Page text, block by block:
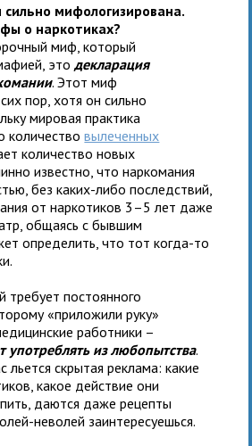
мифологизирована.
о наркотиках?
миф, который
этодекларация
. Этот миф
пор, хотя он сильно
мировая практика
количествовылеченных
количество новых
известно, что наркомания
без каких-либо последствий,
от наркотиков 3–5 лет даже
общаясь с бывшим
определить, что тот когда-то
постоянного
«приложили руку»
работники –
употреблять из любопытства.
льется скрытая реклама: какие
какое действие они
даются даже рецепты
неволей заинтересуешься.